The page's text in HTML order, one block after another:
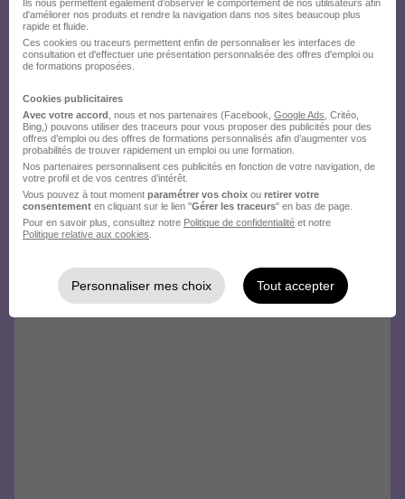
Ils nous permettent également d’observer le comportement de nos utilisateurs afin
d'améliorer nos produits et rendre la navigation dans nos sites beaucoup plus
rapide et fluide.
Ces cookies ou traceurs permettent enfin de personnaliser les interfaces de
consultation et d'effectuer une présentation personnalisée des offres d'emploi ou
de formations proposées.
Cookies publicitaires
Avec votre accord , nous et nos partenaires (Facebook, Google Ads , Critéo,
Bing,) pouvons utiliser des traceurs pour vous proposer des publicités pour des
offres d’emploi ou des offres de formations personnalisés afin d’augmenter vos
probabilités de trouver rapidement un emploi ou une formation.
Nos partenaires personnalisent ces publicités en fonction de votre navigation, de
votre profil et de vos centres d’intérêt.
Vous pouvez à tout moment paramétrer vos choix ou retirer votre
consentement en cliquant sur le lien "Gérer les traceurs" en bas de page.
Pour en savoir plus, consultez notre Politique de confidentialité et notre
Politique relative aux cookies
Personnaliser mes choix Tout accepter